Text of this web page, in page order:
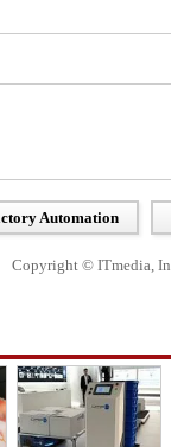
Automation
Copyright © ITmedia,